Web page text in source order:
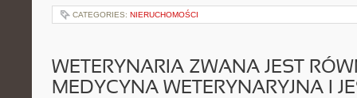
CATEGORIES: NIERUCHOMOŚCI
WETERYNARIA ZWANA JEST
MEDYCYNA WETERYNARYJNA I